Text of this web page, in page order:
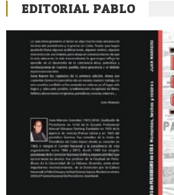
EDITORIAL PABLO